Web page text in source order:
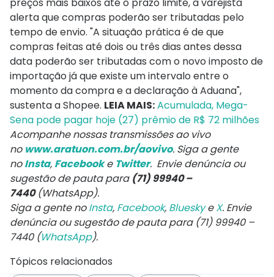
preços mais baixos até o prazo limite, a varejista
alerta que compras poderão ser tributadas pelo
tempo de envio. "A situação prática é de que
compras feitas até dois ou três dias antes dessa
data poderão ser tributadas com o novo imposto de
importação já que existe um intervalo entre o
momento da compra e a declaração à Aduana",
sustenta a Shopee. LEIA MAIS:Acumulada, Mega-
Sena pode pagar hoje (27) prêmio de R$ 72 milhões
Acompanhe nossas transmissões ao vivo
no www.aratuon.com.br/aovivo. Siga a gente
noInsta, Facebooke Twitter. Envie denúncia ou
sugestão de pauta para (71) 99940 –
7440(WhatsApp).
Siga a gente noInsta, Facebook, BlueskyeX. Envie
denúncia ou sugestão de pauta para (71) 99940 –
7440 (WhatsApp).
Tópicos relacionados